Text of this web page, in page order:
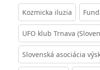
Kozmicka iluzia
UFO klub Trnava
Slovenská asociácia